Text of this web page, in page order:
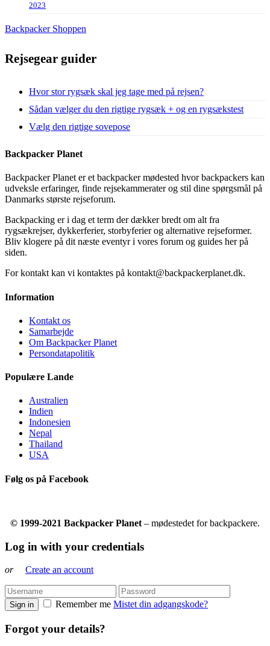
2023
Backpacker Shoppen
Rejsegear guider
Hvor stor rygsæk skal jeg tage med på rejsen?
Sådan vælger du den rigtige rygsæk + og en rygsækstest
Vælg den rigtige sovepose
Backpacker Planet
Backpacker Planet er et backpacker mødested hvor backpackers kan
udveksle erfaringer, finde rejsekammerater og stil dine spørgsmål på
Danmarks største rejseforum.
Backpacking er i dag et term der dækker bredt om alt fra
rygsækrejser, dykkerferier, storbyferier og alternative rejseformer.
Bliv klogere på dit næste eventyr i vores forum og guides her på
siden.
For kontakt kan vi kontaktes på kontakt@backpackerplanet.dk.
Information
Kontakt os
Samarbejde
Om Backpacker Planet
Persondatapolitik
Populære Lande
Australien
Indien
Indonesien
Nepal
Thailand
USA
Følg os på Facebook
© 1999-2021 Backpacker Planet – mødestedet for backpackere.
Log in with your credentials
or Create an account
Sign in Remember me Mistet din adgangskode?
Forgot your details?